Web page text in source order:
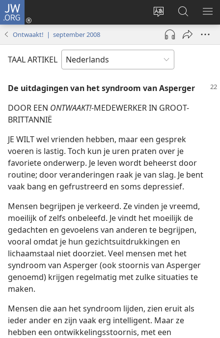
JW.ORG
Taal
site
wijzigen
Inloggen
(opent
nieuw
venster)
Zoeken
op
JW.ORG
Ontwaakt! | september 2008
TAAL ARTIKEL
De uitdagingen van het syndroom van Asperger
DOOR EEN ONTWAAKT!-MEDEWERKER IN GROOT-
BRITTANNIË
JE WILT wel vrienden hebben, maar een gesprek
voeren is lastig. Toch kun je uren praten over je
favoriete onderwerp. Je leven wordt beheerst door
routine; door veranderingen raak je van slag. Je bent
vaak bang en gefrustreerd en soms depressief.
Mensen begrijpen je verkeerd. Ze vinden je vreemd,
moeilijk of zelfs onbeleefd. Je vindt het moeilijk de
gedachten en gevoelens van anderen te begrijpen,
vooral omdat je hun gezichtsuitdrukkingen en
lichaamstaal niet doorziet. Veel mensen met het
syndroom van Asperger (ook stoornis van Asperger
genoemd) krijgen regelmatig met zulke situaties te
maken.
Mensen die aan het syndroom lijden, zien eruit als
ieder ander en zijn vaak erg intelligent. Maar ze
hebben een ontwikkelingsstoornis, met een